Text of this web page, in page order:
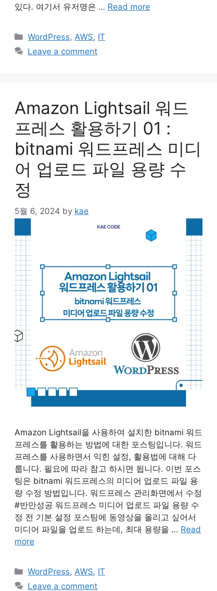
있다. 여기서 유저명은 … Read more
Categories
WordPress,AWS, IT
Leave a comment
Amazon Lightsail 워드
프레스 활용하기 01 :
bitnami 워드프레스 미디
어 업로드 파일 용량 수
정
5월 6, 2024 by kae
Amazon Lightsail을 사용하여 설치한 bitnami 워드
프레스를 활용하는 방법에 대한 포스팅입니다. 워드
프레스를 사용하면서 익힌 설정, 활용법에 대해 다
룹니다. 필요에 따라 참고 하시면 됩니다. 이번 포스
팅은 bitnami 워드프레스의 미디어 업로드 파일 용
량 수정 방법입니다. 워드프레스 관리화면에서 수정
#반만성공 워드프레스 미디어 업로드 파일 용량 수
정 전 기본 설정 포스팅에 동영상을 올리고 싶어서
미디어 파일을 업로드 하는데, 최대 용량을 … Read
more
Categories
WordPress, AWS, IT
Leave a comment